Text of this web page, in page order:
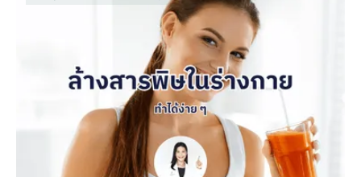
ล้างสารพิษในร่างกาย ทำได้ง่าย ๆ